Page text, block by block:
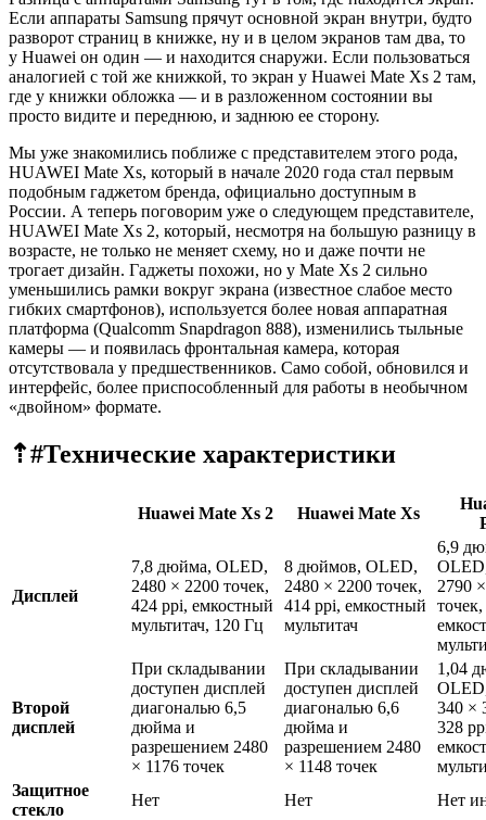
Если аппараты Samsung прячут основной экран внутри, будто
разворот страниц в книжке, ну и в целом экранов там два, то
у Huawei он один — и находится снаружи. Если пользоваться
аналогией с той же книжкой, то экран у Huawei Mate Xs 2 там,
где у книжки обложка — и в разложенном состоянии вы
просто видите и переднюю, и заднюю ее сторону.
Мы уже знакомились поближе с представителем этого рода,
HUAWEI Mate Xs, который в начале 2020 года стал первым
подобным гаджетом бренда, официально доступным в
России. А теперь поговорим уже о следующем представителе,
HUAWEI Mate Xs 2, который, несмотря на большую разницу в
возрасте, не только не меняет схему, но и даже почти не
трогает дизайн. Гаджеты похожи, но у Mate Xs 2 сильно
уменьшились рамки вокруг экрана (известное слабое место
гибких смартфонов), используется более новая аппаратная
платформа (Qualcomm Snapdragon 888), изменились тыльные
камеры — и появилась фронтальная камера, которая
отсутствовала у предшественников. Само собой, обновился и
интерфейс, более приспособленный для работы в необычном
«двойном» формате.
⇡#Технические характеристики
Huawei Mate Xs 2 Huawei Mate Xs
Дисплей
7,8 дюйма, OLED,
2480 × 2200 точек,
424 ppi, емкостный
мультитач, 120 Гц
8 дюймов, OLED,
2480 × 2200 точек,
414 ppi, емкостный
мультитач
6,9
2790
Второй
дисплей
При складывании
доступен дисплей
диагональю 6,5
дюйма и
разрешением 2480
× 1176 точек
При складывании
доступен дисплей
диагональю 6,6
дюйма и
разрешением 2480
× 1148 точек
1,04
340 ×
328
Защитное
стекло
Нет Нет Нет